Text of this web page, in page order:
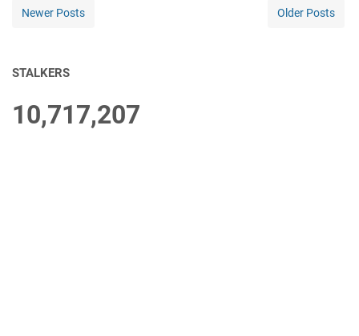
Newer Posts Older Posts
STALKERS
10,717,207